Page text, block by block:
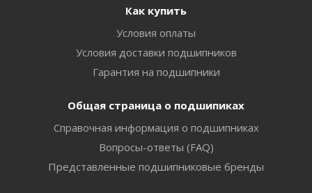
Как купить
Условия оплаты
Условия доставки подшипников
Гарантия на подшипники
Общая страница о подшипиках
Справочная информация о подшипниках
Вопросы-ответы (FAQ)
Представленные подшипниковые бренды